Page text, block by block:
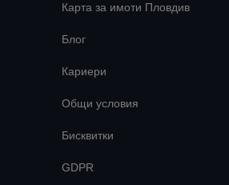
Карта за имоти Пловдив
Блог
Кариери
Общи условия
Бисквитки
GDPR